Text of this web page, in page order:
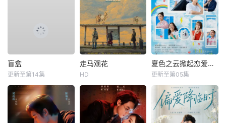
盲盒
更新至第14集
走马观花
HD
夏色之云掀起恋爱与风暴
更新至第05集